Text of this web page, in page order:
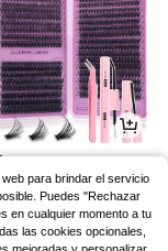
para brindar el servicio
Puedes "Rechazar
en cualquier momento a tu
las cookies opcionales,